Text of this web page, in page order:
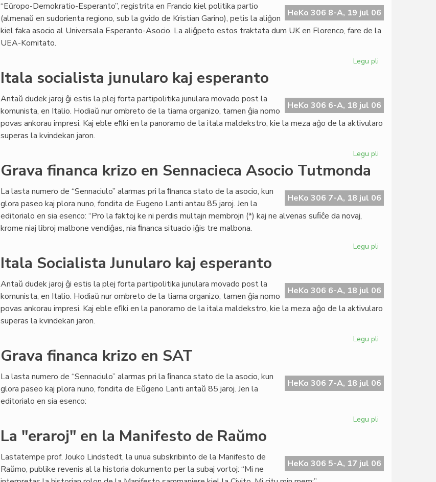
la
aliĝon
al
HeKo 306 8-A, 19 jul 06
“Eŭropo-Demokratio-Esperanto”, registrita en Francio kiel politika partio
(almenaŭ en sudorienta regiono, sub la gvido de Kristian Garino), petis la aliĝon
kiel faka asocio al Universala Esperanto-Asocio. La aliĝpeto estos traktata dum UK en Florenco, fare de la
UEA-Komitato.
Legu pli
la
aliĝon
al
Itala socialista junularo kaj esperanto
HeKo 306 6-A, 18 jul 06
Antaŭ dudek jaroj ĝi estis la plej forta partipolitika junulara movado post la
komunista, en Italio. Hodiaŭ nur ombreto de la tiama organizo, tamen ĝia nomo
povas ankorau impresi. Kaj eble eﬁki en la panoramo de la itala maldekstro, kie la meza aĝo de la aktivularo
superas la kvindekan jaron.
Legu pli
kaj
esperanto
Grava financa krizo en Sennacieca Asocio Tutmonda
HeKo 306 7-A, 18 jul 06
La lasta numero de “Sennaciulo” alarmas pri la ﬁnanca stato de la asocio, kun
glora paseo kaj plora nuno, fondita de Eugeno Lanti antau 85 jaroj. Jen la
editorialo en sia esenco: “Pro la faktoj ke ni perdis multajn membrojn (*) kaj ne alvenas suﬁĉe da novaj,
krome niaj libroj malbone vendiĝas, nia ﬁnanca situacio iĝis tre malbona.
Legu pli
en
Sennacieca
Asocio
Itala Socialista Junularo kaj esperanto
HeKo 306 6-A, 18 jul 06
Antaŭ dudek jaroj ĝi estis la plej forta partipolitika junulara movado post la
komunista, en Italio. Hodiaŭ nur ombreto de la tiama organizo, tamen ĝia nomo
povas ankorau impresi. Kaj eble eﬁki en la panoramo de la itala maldekstro, kie la meza aĝo de la aktivularo
superas la kvindekan jaron.
Legu pli
kaj
esperanto
Grava financa krizo en SAT
HeKo 306 7-A, 18 jul 06
La lasta numero de “Sennaciulo” alarmas pri la ﬁnanca stato de la asocio, kun
glora paseo kaj plora nuno, fondita de Eŭgeno Lanti antaŭ 85 jaroj. Jen la
editorialo en sia esenco:
Legu pli
en
SAT
La "eraroj" en la Manifesto de Raŭmo
HeKo 306 5-A, 17 jul 06
Lastatempe prof. Jouko Lindstedt, la unua subskribinto de la Manifesto de
Raŭmo, publike revenis al la historia dokumento per la subaj vortoj: “Mi ne